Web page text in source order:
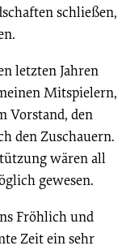
schließen,
letzten Jahren
Mitspielern,
Vorstand, den
den Zuschauern.
wären all
gewesen.
Fröhlich und
Zeit ein sehr